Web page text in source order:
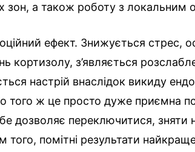
зон, а також роботу з локальним
ефект. Знижується стрес,
кортизолу, з’являється
настрій внаслідок викиду
того ж це просто дуже приємна
дозволяє переключитися, зняти
того, помітні результати